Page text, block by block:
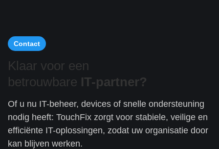
Contact
Klaar voor een
betrouwbare IT-partner?
Of u nu IT-beheer, devices of snelle ondersteuning
nodig heeft: TouchFix zorgt voor stabiele, veilige en
efficiënte IT-oplossingen, zodat uw organisatie door
kan blijven werken.